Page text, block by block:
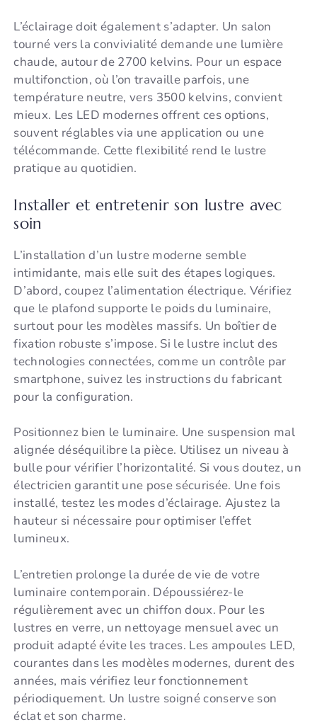
L’éclairage doit également s’adapter. Un salon
tourné vers la convivialité demande une lumière
chaude, autour de 2700 kelvins. Pour un espace
multifonction, où l’on travaille parfois, une
température neutre, vers 3500 kelvins, convient
mieux. Les LED modernes offrent ces options,
souvent réglables via une application ou une
télécommande. Cette flexibilité rend le lustre
pratique au quotidien.
Installer et entretenir son lustre avec
soin
L’installation d’un lustre moderne semble
intimidante, mais elle suit des étapes logiques.
D’abord, coupez l’alimentation électrique. Vérifiez
que le plafond supporte le poids du luminaire,
surtout pour les modèles massifs. Un boîtier de
fixation robuste s’impose. Si le lustre inclut des
technologies connectées, comme un contrôle par
smartphone, suivez les instructions du fabricant
pour la configuration.
Positionnez bien le luminaire. Une suspension mal
alignée déséquilibre la pièce. Utilisez un niveau à
bulle pour vérifier l’horizontalité. Si vous doutez, un
électricien garantit une pose sécurisée. Une fois
installé, testez les modes d’éclairage. Ajustez la
hauteur si nécessaire pour optimiser l’effet
lumineux.
L’entretien prolonge la durée de vie de votre
luminaire contemporain. Dépoussiérez-le
régulièrement avec un chiffon doux. Pour les
lustres en verre, un nettoyage mensuel avec un
produit adapté évite les traces. Les ampoules LED,
courantes dans les modèles modernes, durent des
années, mais vérifiez leur fonctionnement
périodiquement. Un lustre soigné conserve son
éclat et son charme.